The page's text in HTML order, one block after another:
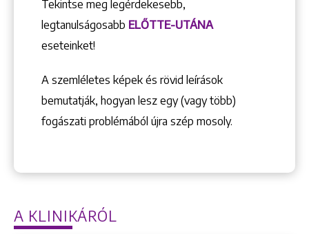
Tekintse meg legérdekesebb,
legtanulságosabb ELŐTTE-UTÁNA
eseteinket!
A szemléletes képek és rövid leírások
bemutatják, hogyan lesz egy (vagy több)
fogászati problémából újra szép mosoly.
A KLINIKÁRÓL